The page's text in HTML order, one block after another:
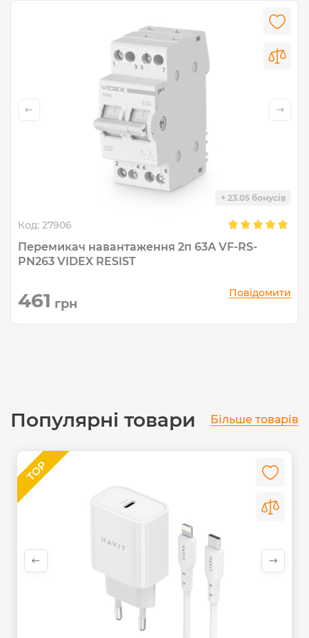
+ 23.05 бонусів
Код: 27906
Перемикач навантаження 2п 63А VF-RS-
PN263 VIDEX RESIST
461 грн
Повідомити
Популярні товари Більше товарів